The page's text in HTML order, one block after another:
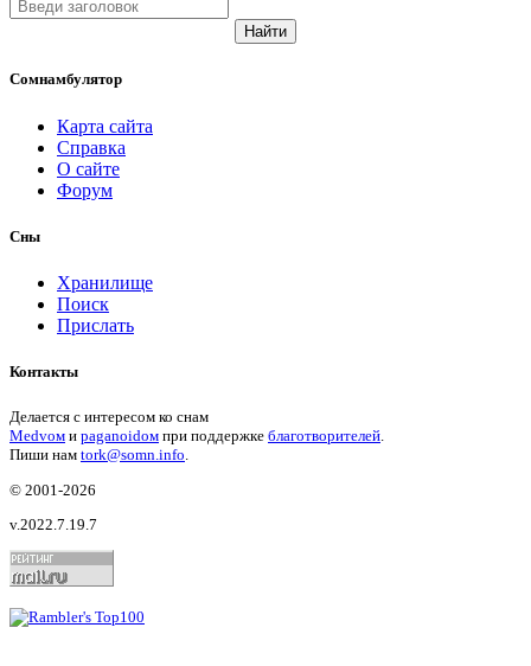
Найти
Сомнамбулятор
Карта сайта
Справка
О сайте
Форум
Сны
Хранилище
Поиск
Прислать
Контакты
Делается с интересом ко снам
Medvом и paganoidом при поддержке благотворителей.
Пиши нам tork@somn.info.
© 2001 -2026
v.2022.7.19.7